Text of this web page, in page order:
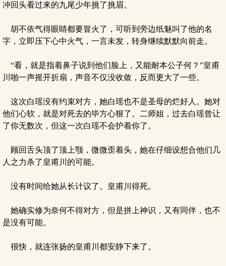
冲回头看过来的九尾少年挑了挑眉。
胡不依气得眼睛都要冒火了，可听到旁边纸魅叫了他的名
字，立即压下心中火气，一言未发，转身继续默默向前走。
“看，就是指着鼻子说到他们脸上，又能耐本公子何？”皇甫
川啪一声摇开折扇，声音不仅没收敛，反而更大了一些。
这次白瑶没有约束对方，她白瑶也不是圣母的烂好人。她对
他们心软，就是对死去的毕方心狠了。二师姐，过去白瑶曾让
了你无数次，但这一次白瑶不会护着你了。
顾回舌头顶了顶上颚，微微歪着头，她在仔细设想合他们几
人之力杀了皇甫川的可能。
没有时间给她从长计议了。皇甫川得死。
她确实修为奈何不得对方，但是拼上神识，又有同伴，也不
是没有可能。
很快，就连张扬的皇甫川都安静下来了。